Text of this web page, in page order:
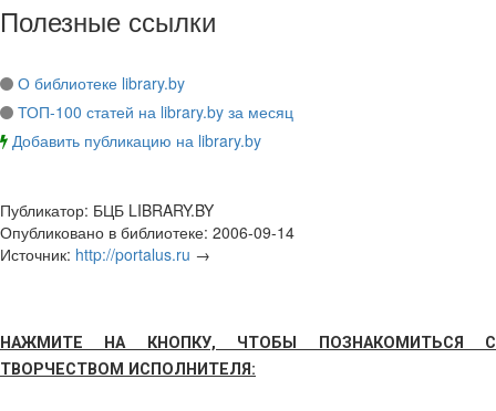
Полезные ссылки
О библиотеке library.by
ТОП-100 статей на library.by за месяц
Добавить публикацию на library.by
Публикатор: БЦБ LIBRARY.BY
Опубликовано в библиотеке: 2006-09-14
Источник: http://portalus.ru →
НАЖМИТЕ НА КНОПКУ, ЧТОБЫ ПОЗНАКОМИТЬСЯ С
ТВОРЧЕСТВОМ ИСПОЛНИТЕЛЯ: